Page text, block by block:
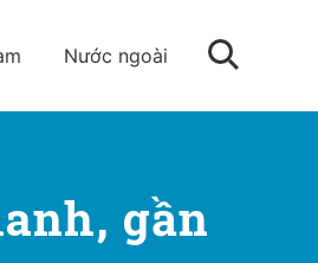
Nước ngoài
Tìm
gần